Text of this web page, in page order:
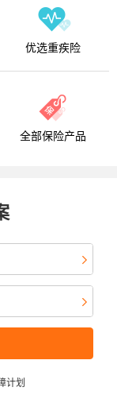
优选重疾险
全部保险产品
计划